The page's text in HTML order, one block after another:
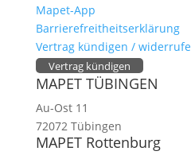
Mapet-App
Barrierefreitheitserklärung
Vertrag kündigen /
Vertrag kündigen
MAPET TÜBINGEN
Au-Ost 11
72072 Tübingen
MAPET Rottenburg